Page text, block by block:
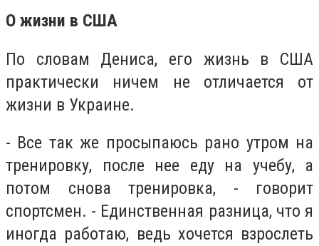
О жизни в США
По словам Дениса, его жизнь в США
практически ничем не отличается от
жизни в Украине.
- Все так же просыпаюсь рано утром на
тренировку, после нее еду на учебу, а
потом снова тренировка, - говорит
спортсмен. - Единственная разница, что я
иногда работаю, ведь хочется взрослеть